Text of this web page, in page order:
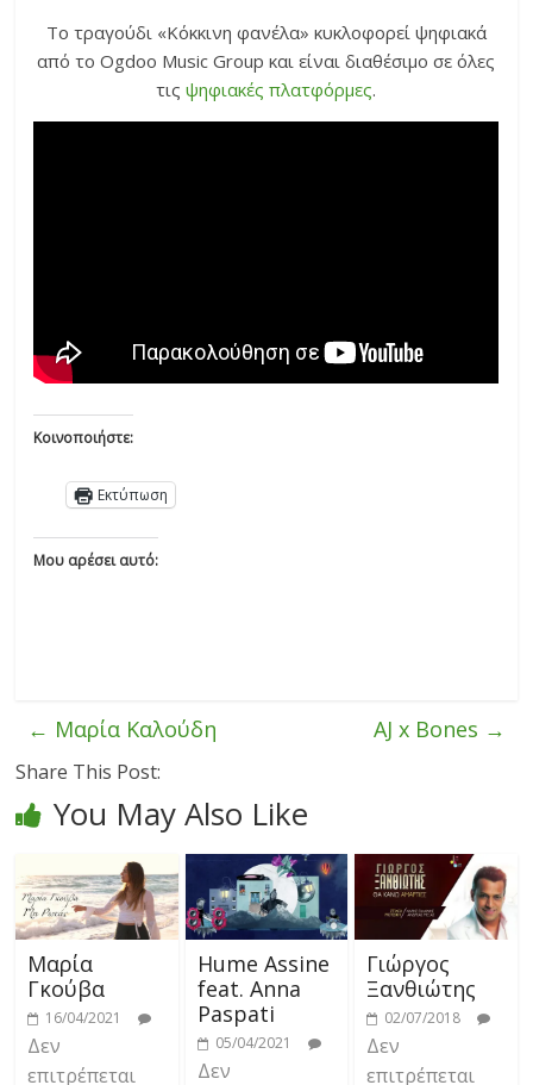
Το τραγούδι «Κόκκινη φανέλα» κυκλοφορεί ψηφιακά
από το Ogdoo Music Group και είναι διαθέσιμο σε όλες
τιςψηφιακές πλατφόρμες.
Κοινοποιήστε:
Εκτύπωση
Μου αρέσει αυτό:
← Μαρία Καλούδη AJ x Bones →
Share This Post:
You May Also Like
Μαρία
Γκούβα
16/04/2021
Δεν
επιτρέπεται
Hume Assine
feat. Anna
Paspati
05/04/2021
Δεν
Γιώργος
Ξανθιώτης
02/07/2018
Δεν
επιτρέπεται